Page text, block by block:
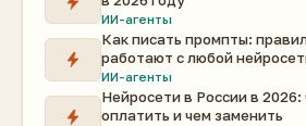
ИИ-агенты
Как писать промпты:
работают с любой
ИИ-агенты
Нейросети в России в 2026:
оплатить и чем заменить